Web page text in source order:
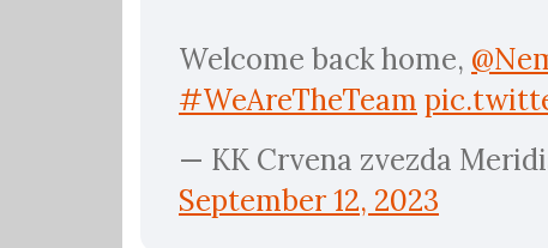
Welcome back home,
#WeAreTheTeam
— KK Crvena zvezda
September 12, 2023